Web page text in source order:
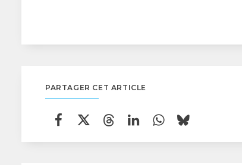
PARTAGER CET ARTICLE